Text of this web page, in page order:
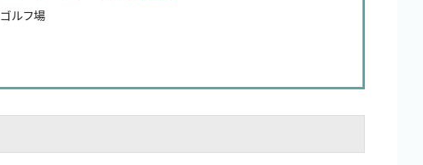
ゴルフ場